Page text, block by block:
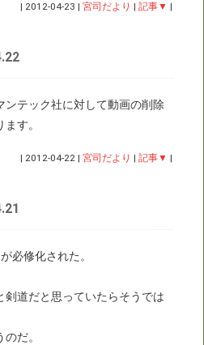
| 2012-04-23 |宮司だより |記事▼ |
ンテック社に対して動画の削除
す。
| 2012-04-22 |宮司だより |記事▼ |
必修化された。
剣道だと思っていたらそうでは
だ。